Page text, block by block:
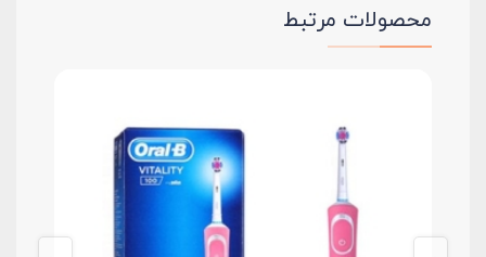
محصولات مرتبط